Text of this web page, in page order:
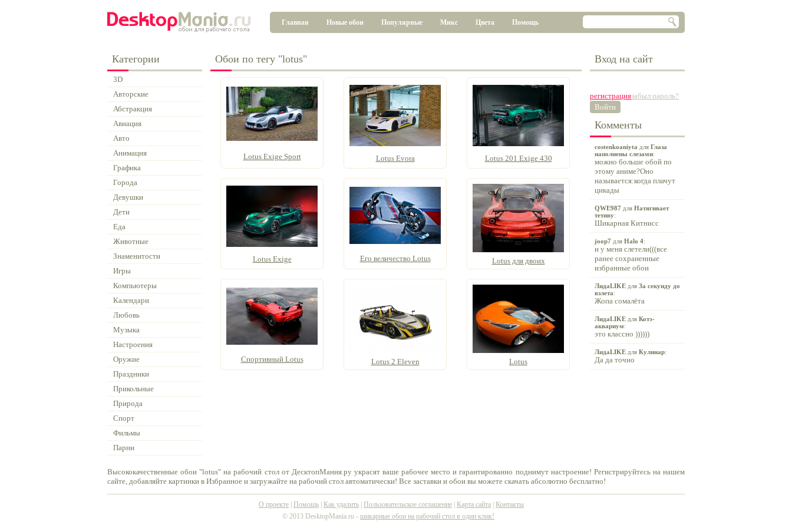
Главная Новые обои Популярные Микс Цвета Помощь
Категории
3D
Авторские
Абстракция
Авиация
Авто
Анимация
Графика
Города
Девушки
Дети
Еда
Животные
Знаменитости
Игры
Компьютеры
Календари
Любовь
Музыка
Настроения
Оружие
Праздники
Прикольные
Природа
Спорт
Фильмы
Парни
Обои по тегу "lotus"
Lotus Exige Sport Lotus Evora Lotus 201 Exige 430
Lotus Exige Его величество Lotus Lotus для двоих
Спортивный Lotus Lotus 2 Eleven Lotus
Вход на сайт
регистрациязабыл пароль?
Войти
Комменты
costenkoaniyta для Глаза
наполнены слезами:
можно больше обой по
этому аниме?Оно
называется:когда плачут
цикады
QWE987 для Натягивает
тетиву:
Шикарная Китнисс
joop7 для Halo 4:
и у меня слетели(((все
ранее сохраненные
избранные обои
ЛидаLIKE для За секунду до
взлета:
Жопа сомалёта
ЛидаLIKE для Котэ-
аквариум:
это классно ))))))
ЛидаLIKE для Кулинар:
Да да точно
Высококачественные обои "lotus" на рабочий стол от ДесктопМания.ру украсят ваше рабочее место и гарантированно поднимут настроение! Регистрируйтесь на нашем
сайте, добавляйте картинки в Избранное и загружайте на рабочий стол автоматически! Все заставки и обои вы можете скачать абсолютно бесплатно!
О проекте Помощь Как удалить Пользовательское соглашение Карта сайта
Контакты
© 2013 DesktopMania.ru - шикарные обои на рабочий стол в один клик!